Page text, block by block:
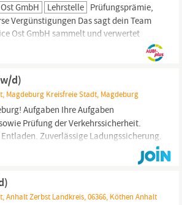
GmbH Lehrstelle Prüfungsprämie,
Vergünstigungen Das sagt dein Team
Ost GmbH sammelt und verwertet
Niedersachsen. Veolia ist
ökologischen Wandel in den
und Energie....
d)
Magdeburg Kreisfreie Stadt, Magdeburg
Aufgaben Ihre Aufgaben
Prüfung der Verkehrssicherheit.
Zuverlässige Ladungssicherung.
zu Baustellen, Handwerksbetrieben und
Fahren auch auf engen oder
Serviceorientierter
Anhalt Zerbst Landkreis, 06366, Köthen Anhalt